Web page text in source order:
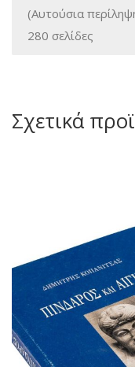
(Αυτούσια
280 σελίδες
Σχετικά